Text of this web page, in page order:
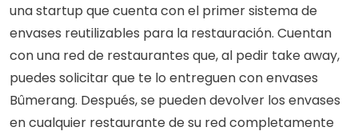
una startup que cuenta con el primer sistema de
envases reutilizables para la restauración. Cuentan
con una red de restaurantes que, al pedir take away,
puedes solicitar que te lo entreguen con envases
Bûmerang. Después, se pueden devolver los envases
en cualquier restaurante de su red completamente